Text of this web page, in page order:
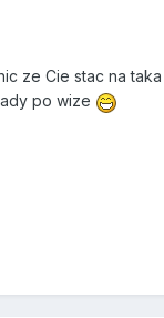
ze Cie stac na
po wize